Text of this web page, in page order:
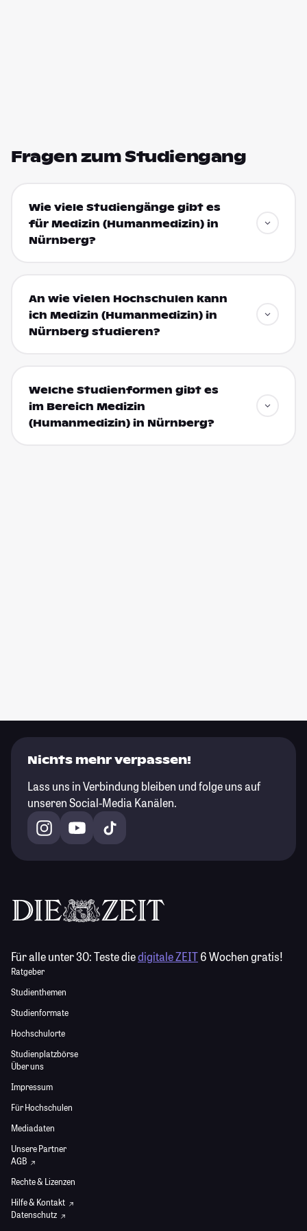
Fragen zum Studiengang
Wie viele Studiengänge gibt es
für Medizin (Humanmedizin) in
Nürnberg?
An wie vielen Hochschulen kann
ich Medizin (Humanmedizin) in
Nürnberg studieren?
Welche Studienformen gibt es
im Bereich Medizin
(Humanmedizin) in Nürnberg?
Nichts mehr verpassen!
Lass uns in Verbindung bleiben und folge uns auf
unseren Social-Media Kanälen.
Für alle unter 30:Teste diedigitale ZEIT6 Wochen gratis!
Ratgeber
Studienthemen
Studienformate
Hochschulorte
Studienplatzbörse
Über uns
Impressum
Für Hochschulen
Mediadaten
Unsere Partner
AGB
Rechte & Lizenzen
Hilfe & Kontakt
Datenschutz